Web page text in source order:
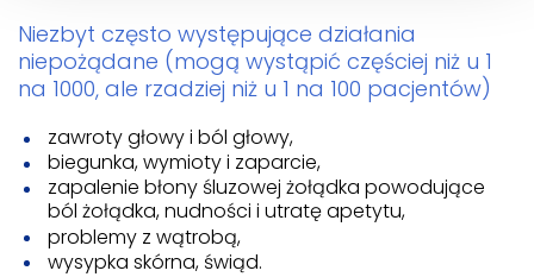
Niezbyt często występujące działania
niepożądane (mogą wystąpić częściej niż u 1
na 1000, ale rzadziej niż u 1 na 100 pacjentów)
zawroty głowy i ból głowy,
biegunka, wymioty i zaparcie,
zapalenie błony śluzowej żołądka powodujące
ból żołądka, nudności i utratę apetytu,
problemy z wątrobą,
wysypka skórna, świąd.